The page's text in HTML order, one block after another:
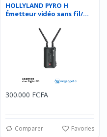
HOLLYLAND PYRO H
Émetteur vidéo sans fil/
300.000 FCFA
Comparer Favories